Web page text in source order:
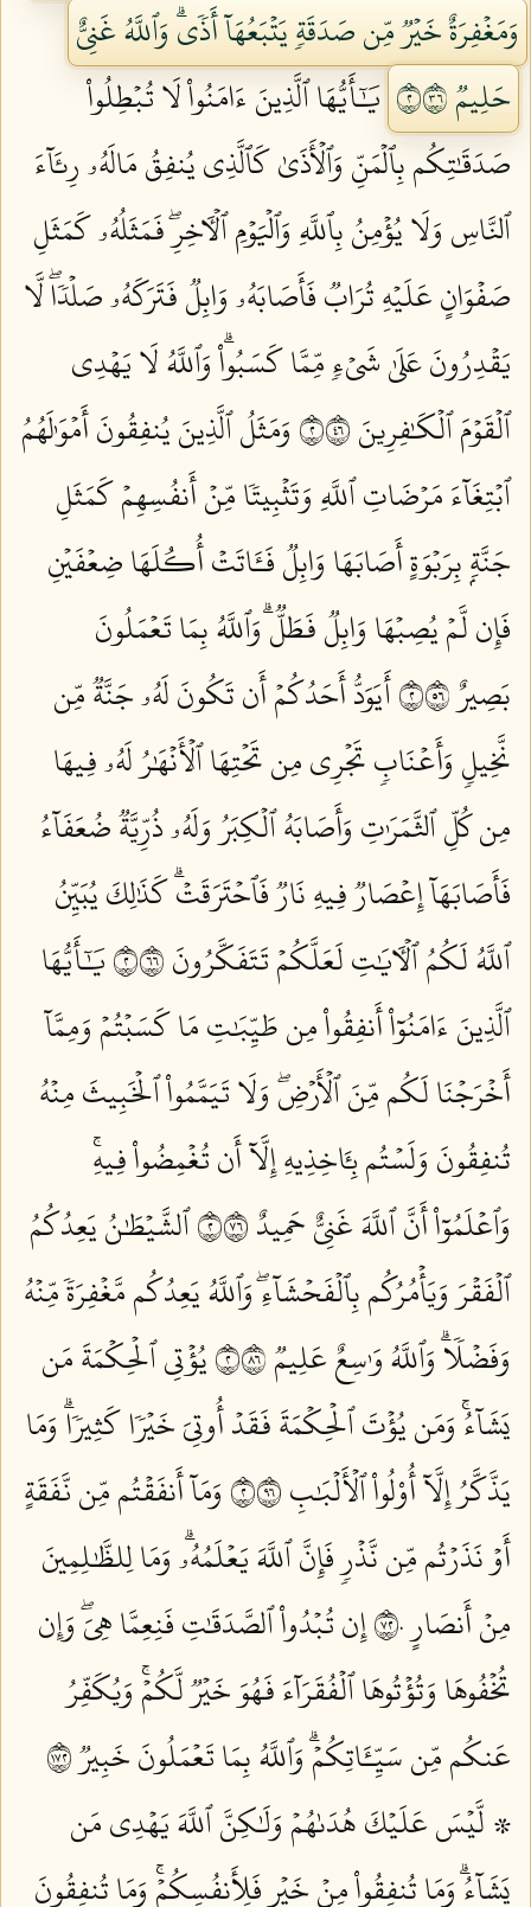
وَمَغۡفِرَةٌ خَيۡرٞ مِّن صَدَقَةٖ يَتۡبَعُهَآ أَذٗىۗ وَٱللَّهُ غَنِيٌّ
حَلِيمٞ ٢٦٣
يَٰٓأَيُّهَا ٱلَّذِينَ ءَامَنُواْ لَا تُبۡطِلُواْ
صَدَقَٰتِكُم بِٱلۡمَنِّ وَٱلۡأَذَىٰ كَٱلَّذِي يُنفِقُ مَالَهُۥ رِئَآءَ
ٱلنَّاسِ وَلَا يُؤۡمِنُ بِٱللَّهِ وَٱلۡيَوۡمِ ٱلۡأٓخِرِۖ فَمَثَلُهُۥ كَمَثَلِ
صَفۡوَانٍ عَلَيۡهِ تُرَابٞ فَأَصَابَهُۥ وَابِلٞ فَتَرَكَهُۥ صَلۡدٗاۖ لَّا
يَقۡدِرُونَ عَلَىٰ شَيۡءٖ مِّمَّا كَسَبُواْۗ وَٱللَّهُ لَا يَهۡدِي
ٱلۡقَوۡمَ ٱلۡكَٰفِرِينَ ٢٦٤
وَمَثَلُ ٱلَّذِينَ يُنفِقُونَ أَمۡوَٰلَهُمُ
ٱبۡتِغَآءَ مَرۡضَاتِ ٱللَّهِ وَتَثۡبِيتٗا مِّنۡ أَنفُسِهِمۡ كَمَثَلِ
جَنَّةِۭ بِرَبۡوَةٍ أَصَابَهَا وَابِلٞ فَـَٔاتَتۡ أُكُلَهَا ضِعۡفَيۡنِ
فَإِن لَّمۡ يُصِبۡهَا وَابِلٞ فَطَلّٞۗ وَٱللَّهُ بِمَا تَعۡمَلُونَ
بَصِيرٌ ٢٦٥
أَيَوَدُّ أَحَدُكُمۡ أَن تَكُونَ لَهُۥ جَنَّةٞ مِّن
نَّخِيلٖ وَأَعۡنَابٖ تَجۡرِي مِن تَحۡتِهَا ٱلۡأَنۡهَٰرُ لَهُۥ فِيهَا
مِن كُلِّ ٱلثَّمَرَٰتِ وَأَصَابَهُ ٱلۡكِبَرُ وَلَهُۥ ذُرِّيَّةٞ ضُعَفَآءُ
فَأَصَابَهَآ إِعۡصَارٞ فِيهِ نَارٞ فَٱحۡتَرَقَتۡۗ كَذَٰلِكَ يُبَيِّنُ
ٱللَّهُ لَكُمُ ٱلۡأٓيَٰتِ لَعَلَّكُمۡ تَتَفَكَّرُونَ ٢٦٦
يَٰٓأَيُّهَا
ٱلَّذِينَ ءَامَنُوٓاْ أَنفِقُواْ مِن طَيِّبَٰتِ مَا كَسَبۡتُمۡ وَمِمَّآ
أَخۡرَجۡنَا لَكُم مِّنَ ٱلۡأَرۡضِۖ وَلَا تَيَمَّمُواْ ٱلۡخَبِيثَ مِنۡهُ
تُنفِقُونَ وَلَسۡتُم بِـَٔاخِذِيهِ إِلَّآ أَن تُغۡمِضُواْ فِيهِۚ
وَٱعۡلَمُوٓاْ أَنَّ ٱللَّهَ غَنِيٌّ حَمِيدٌ ٢٦٧
ٱلشَّيۡطَٰنُ يَعِدُكُمُ
ٱلۡفَقۡرَ وَيَأۡمُرُكُم بِٱلۡفَحۡشَآءِۖ وَٱللَّهُ يَعِدُكُم مَّغۡفِرَةٗ مِّنۡهُ
وَفَضۡلٗاۗ وَٱللَّهُ وَٰسِعٌ عَلِيمٞ ٢٦٨
يُؤۡتِي ٱلۡحِكۡمَةَ مَن
يَشَآءُۚ وَمَن يُؤۡتَ ٱلۡحِكۡمَةَ فَقَدۡ أُوتِيَ خَيۡرٗا كَثِيرٗاۗ وَمَا
يَذَّكَّرُ إِلَّآ أُوْلُواْ ٱلۡأَلۡبَٰبِ ٢٦٩
وَمَآ أَنفَقۡتُم مِّن نَّفَقَةٍ
أَوۡ نَذَرۡتُم مِّن نَّذۡرٖ فَإِنَّ ٱللَّهَ يَعۡلَمُهُۥۗ وَمَا لِلظَّٰلِمِينَ
مِنۡ أَنصَارٍ ٢٧٠
إِن تُبۡدُواْ ٱلصَّدَقَٰتِ فَنِعِمَّا هِيَۖ وَإِن
تُخۡفُوهَا وَتُؤۡتُوهَا ٱلۡفُقَرَآءَ فَهُوَ خَيۡرٞ لَّكُمۡۚ وَيُكَفِّرُ
عَنكُم مِّن سَيِّـَٔاتِكُمۡۗ وَٱللَّهُ بِمَا تَعۡمَلُونَ خَبِيرٞ ٢٧١
۞ لَّيۡسَ عَلَيۡكَ هُدَىٰهُمۡ وَلَٰكِنَّ ٱللَّهَ يَهۡدِي مَن
يَشَآءُۗ وَمَا تُنفِقُواْ مِنۡ خَيۡرٖ فَلِأَنفُسِكُمۡۚ وَمَا تُنفِقُونَ